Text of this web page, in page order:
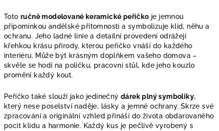
Toto ručně modelované keramické peříčko je jemnou
připomínkou andělské přítomnosti a symbolizuje klid, něhu a
ochranu. Jeho ladné linie a detailní provedení odrážejí
křehkou krásu přírody, kterou peříčko vnáší do každého
interiéru. Může být krásným doplňkem vašeho domova –
skvěle se hodí na poličku, pracovní stůl, kde jeho kouzlo
promění každý kout.
Peříčko také slouží jako jedinečný dárek plný symboliky,
který nese poselství naděje, lásky a jemné ochrany. Skrze své
zpracování a originální vzhled přináší do života obdarovaného
pocit klidu a harmonie. Každý kus je pečlivě vyrobený s